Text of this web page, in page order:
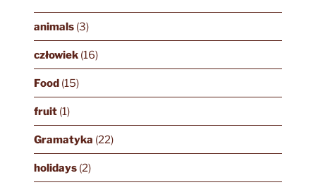
animals(3)
człowiek(16)
Food(15)
fruit(1)
Gramatyka (22)
holidays(2)